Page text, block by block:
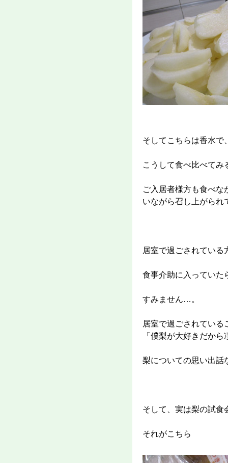
そしてこちらは香水で
こうして食べ比べてみ
ご入居者様方も食べな
いながら召し上がられ
居室で過ごされている
食事介助に入っていた
すみません…。
居室で過ごされている
「僕梨が大好きだか
梨についての思い出話
そして、実は梨の試食
それがこちら